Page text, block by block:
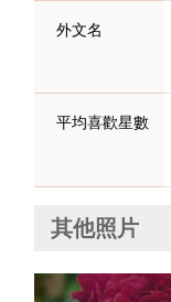
外文名
平均喜歡星數
其他照片